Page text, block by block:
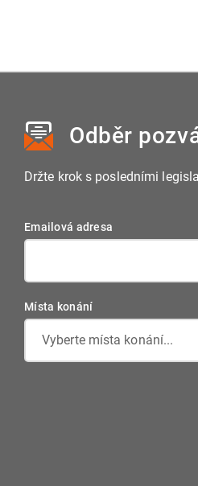
Odběr
Držte krok s posledními
Emailová adresa
Místa konání
Vyberte místa konání...